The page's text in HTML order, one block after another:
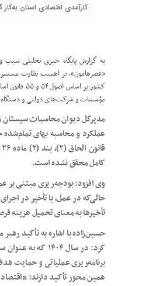
کارآمدی اقتصادی استان به‌کار
به گزارش پایگاه خبری تحلیلی سیب
«عصرهامون»، بر اهمیت نظارت
مؤسسات و شرکت‌های دولتی و
مدیرکل دیوان محاسبات سیستان‌
کامل محقق نشده است.
وی افزود: بودجه‌ریزی مبتنی بر
حالی‌که در عمل، با تأخیر در
تأخیرها به معنای تحمیل
حسین‌زاده با اشاره به تأکید
کرد: در سال
برنامه‌ریزی عملیاتی و حمایت
همین محور تأکید دارند: